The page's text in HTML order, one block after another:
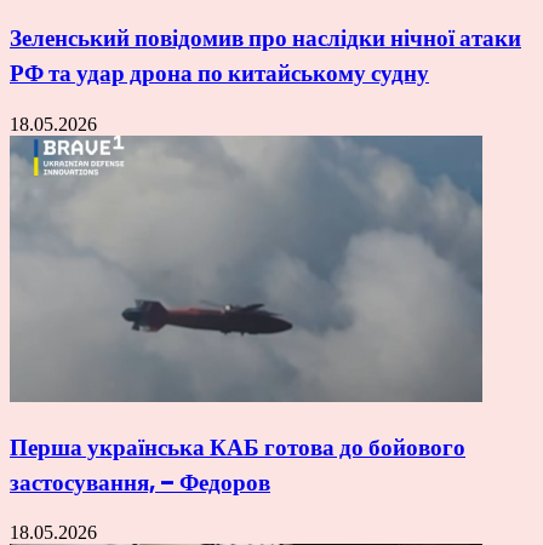
Зеленський повідомив про наслідки нічної атаки
РФ та удар дрона по китайському судну
18.05.2026
Перша українська КАБ готова до бойового
застосування, – Федоров
18.05.2026